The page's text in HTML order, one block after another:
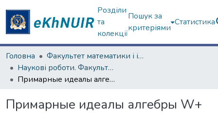
Розділи
та
колекції
Пошук за
критеріями
Статистика
Головна
Факультет математики і інформатики
Наукові роботи. Факультет математики і інформатики
Примарные идеалы алгебры W+
Примарные идеалы алгебры W+